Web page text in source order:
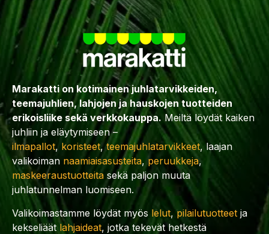
Marakatti on kotimainen juhlatarvikkeiden,
teemajuhlien, lahjojen ja hauskojen tuotteiden
erikoisliike sekä verkkokauppa. Meiltä löydät kaiken
juhliin ja eläytymiseen –
ilmapallot, koristeet,teemajuhlatarvikkeet, laajan
valikoiman naamiaisasusteita, peruukkeja,
maskeeraustuotteita sekä paljon muuta
juhlatunnelman luomiseen.
Valikoimastamme löydät myös lelut,pilailutuotteet ja
kekseliäät lahjaideat, jotka tekevät hetkestä